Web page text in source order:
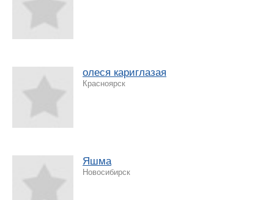
олеся кариглазая
Красноярск
Яшма
Новосибирск